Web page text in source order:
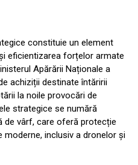
constituie un element
eficientizarea forțelor armate
Apărării Naționale a
achiziții destinate întăririi
la noile provocări de
strategice se numără
de vârf, care oferă protecție
moderne, inclusiv a dronelor și